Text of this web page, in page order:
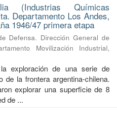
(Industrias Químicas
Departamento Los Andes,
1946/47 primera etapa
Defensa. Dirección General de
Movilización Industrial,
exploración de una serie de
la frontera argentina-chilena.
explorar una superficie de 8
de ...